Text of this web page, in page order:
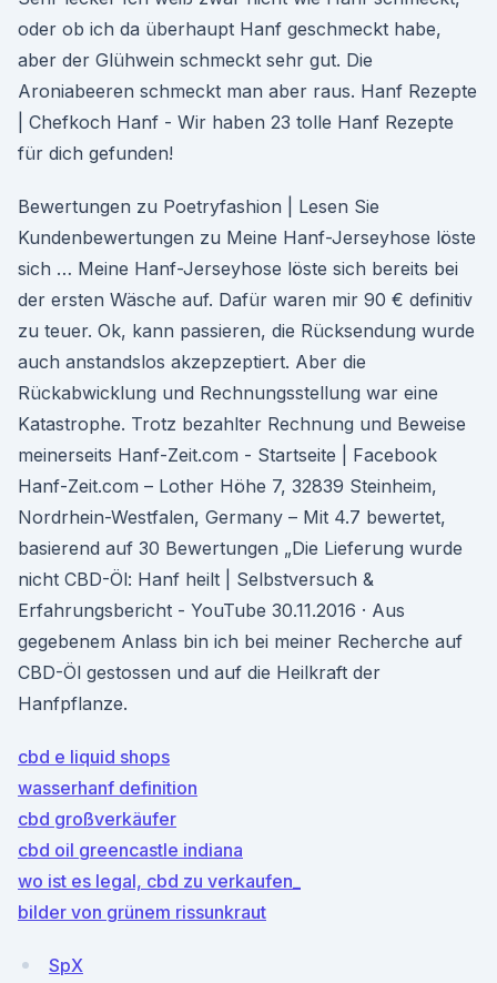
oder ob ich da überhaupt Hanf geschmeckt habe,
aber der Glühwein schmeckt sehr gut. Die
Aroniabeeren schmeckt man aber raus. Hanf Rezepte
| Chefkoch Hanf - Wir haben 23 tolle Hanf Rezepte
für dich gefunden!
Bewertungen zu Poetryfashion | Lesen Sie
Kundenbewertungen zu Meine Hanf-Jerseyhose löste
sich … Meine Hanf-Jerseyhose löste sich bereits bei
der ersten Wäsche auf. Dafür waren mir 90 € definitiv
zu teuer. Ok, kann passieren, die Rücksendung wurde
auch anstandslos akzepzeptiert. Aber die
Rückabwicklung und Rechnungsstellung war eine
Katastrophe. Trotz bezahlter Rechnung und Beweise
meinerseits Hanf-Zeit.com - Startseite | Facebook
Hanf-Zeit.com – Lother Höhe 7, 32839 Steinheim,
Nordrhein-Westfalen, Germany – Mit 4.7 bewertet,
basierend auf 30 Bewertungen „Die Lieferung wurde
nicht CBD-Öl: Hanf heilt | Selbstversuch &
Erfahrungsbericht - YouTube 30.11.2016 · Aus
gegebenem Anlass bin ich bei meiner Recherche auf
CBD-Öl gestossen und auf die Heilkraft der
Hanfpflanze.
cbd e liquid shops
wasserhanf definition
cbd großverkäufer
cbd oil greencastle indiana
wo ist es legal, cbd zu verkaufen_
bilder von grünem rissunkraut
SpX